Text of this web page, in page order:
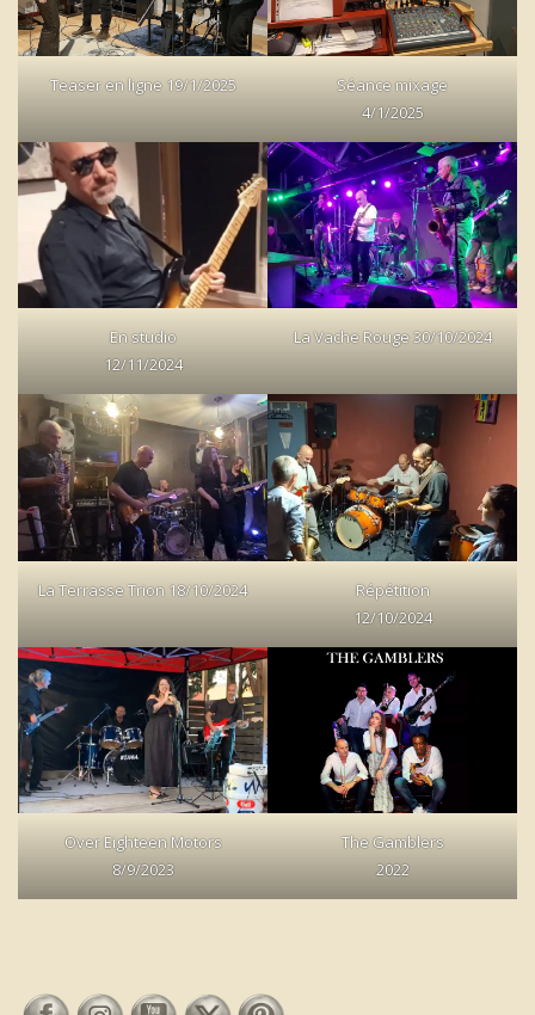
Teaser en ligne 19/1/2025
Séance mixage
4/1/2025
En studio
12/11/2024
La Vache Rouge 30/10/2024
La Terrasse Trion 18/10/2024
Répétition
12/10/2024
Over Eighteen Motors
8/9/2023
The Gamblers
2022